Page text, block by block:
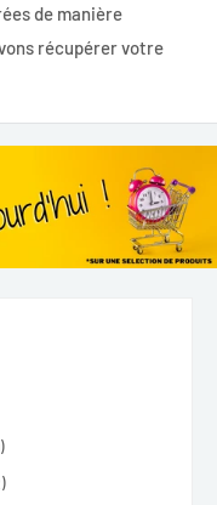
de manière
récupérer votre